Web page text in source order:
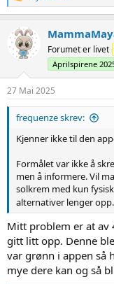
e
a
c
t
i
o
n
:
Forumet er livet
Aprilspirene
27 Mai 2025
frequenze skrev:
Kjenner ikke til den
Formålet var ikke å
men å informere. Vil
solkrem med kun
alternativer lenger
Mitt problem er at av
gitt litt opp. Denne
var grønn i appen så
mye dere kan og så